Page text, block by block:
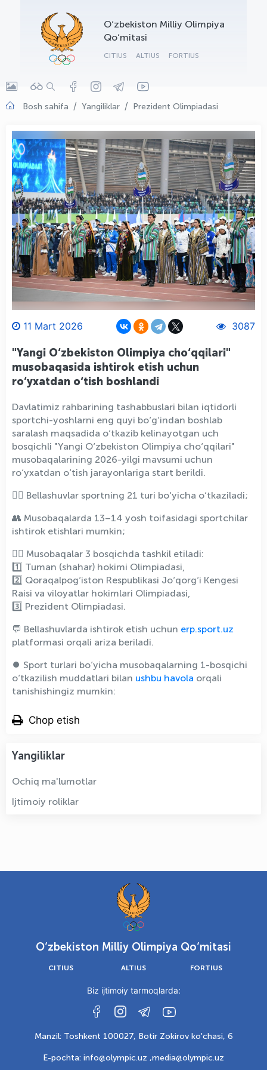
O‘zbekiston Milliy Olimpiya
Qo‘mitasi
CITIUS ALTIUS FORTIUS
Bosh sahifa Yangiliklar Prezident Olimpiadasi
11 Mart 2026 3087
"Yangi O‘zbekiston Olimpiya cho‘qqilari"
musobaqasida ishtirok etish uchun
ro‘yxatdan o‘tish boshlandi
Davlatimiz rahbarining tashabbuslari bilan iqtidorli
sportchi-yoshlarni eng quyi bo‘g‘indan boshlab
saralash maqsadida o‘tkazib kelinayotgan uch
bosqichli "Yangi O‘zbekiston Olimpiya cho‘qqilari"
musobaqalarining 2026-yilgi mavsumi uchun
ro‘yxatdan o‘tish jarayonlariga start berildi.
🤼‍♂️ Bellashuvlar sportning 21 turi bo‘yicha o‘tkaziladi;
👥 Musobaqalarda 13–14 yosh toifasidagi sportchilar
ishtirok etishlari mumkin;
🏃‍♂️ Musobaqalar 3 bosqichda tashkil etiladi:
1️⃣ Tuman (shahar) hokimi Olimpiadasi,
2️⃣ Qoraqalpog‘iston Respublikasi Jo‘qorg‘i Kengesi
Raisi va viloyatlar hokimlari Olimpiadasi,
3️⃣ Prezident Olimpiadasi.
💬 Bellashuvlarda ishtirok etish uchun erp.sport.uz
platformasi orqali ariza beriladi.
⏺️ Sport turlari bo‘yicha musobaqalarning 1-bosqichi
o‘tkazilish muddatlari bilan ushbu havola orqali
tanishishingiz mumkin:
Chop etish
Yangiliklar
Ochiq ma'lumotlar
Ijtimoiy roliklar
O‘zbekiston Milliy Olimpiya Qo‘mitasi
CITIUS ALTIUS FORTIUS
Biz ijtimoiy tarmoqlarda:
Manzil: Toshkent 100027, Botir Zokirov ko'chasi, 6
E-pochta: info@olympic.uz ,media@olympic.uz
OLYMPCHIK AI - yordamchi
Onlayn · olympic.uz